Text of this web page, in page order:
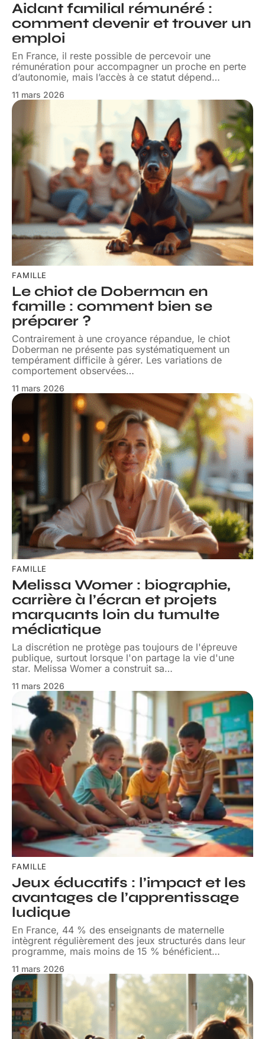
Aidant familial rémunéré :
comment devenir et trouver un
emploi
En France, il reste possible de percevoir une
rémunération pour accompagner un proche en perte
d’autonomie, mais l’accès à ce statut dépend…
11 mars 2026
FAMILLE
Le chiot de Doberman en
famille : comment bien se
préparer ?
Contrairement à une croyance répandue, le chiot
Doberman ne présente pas systématiquement un
tempérament difficile à gérer. Les variations de
comportement observées…
11 mars 2026
FAMILLE
Melissa Womer : biographie,
carrière à l’écran et projets
marquants loin du tumulte
médiatique
La discrétion ne protège pas toujours de l'épreuve
publique, surtout lorsque l'on partage la vie d'une
star. Melissa Womer a construit sa…
11 mars 2026
FAMILLE
Jeux éducatifs : l’impact et les
avantages de l’apprentissage
ludique
En France, 44 % des enseignants de maternelle
intègrent régulièrement des jeux structurés dans leur
programme, mais moins de 15 % bénéficient…
11 mars 2026